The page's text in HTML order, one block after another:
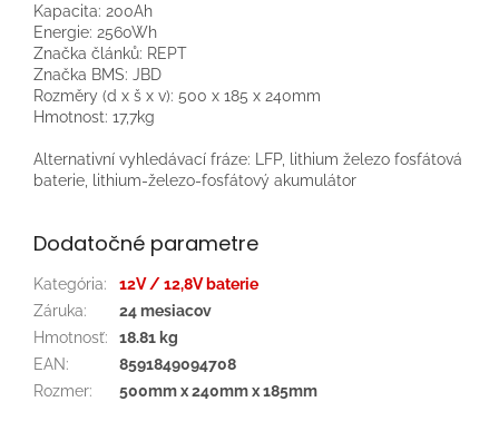
Kapacita: 200Ah
Energie: 2560Wh
Značka článků: REPT
Značka BMS: JBD
Rozměry (d x š x v): 500 x 185 x 240mm
Hmotnost: 17,7kg
Alternativní vyhledávací fráze: LFP, lithium železo fosfátová
baterie, lithium-železo-fosfátový akumulátor
Dodatočné parametre
Kategória:
12V / 12,8V baterie
Záruka:
24 mesiacov
Hmotnosť:
18.81 kg
EAN:
8591849094708
Rozmer: 500mm x 240mm x 185mm